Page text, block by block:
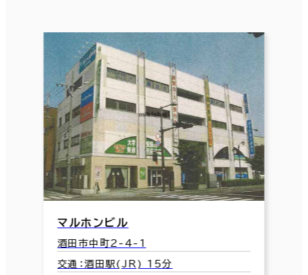
マルホンビル
酒田市中町2-4-1
交通：酒田駅(JR) 15分